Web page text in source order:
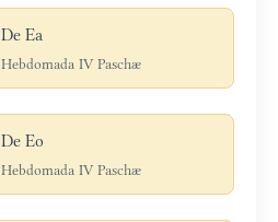
De Ea
Hebdomada IV Paschæ
De Eo
Hebdomada IV Paschæ